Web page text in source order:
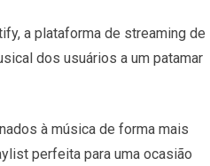
, a plataforma de streaming de
dos usuários a um patamar
à música de forma mais
perfeita para uma ocasião